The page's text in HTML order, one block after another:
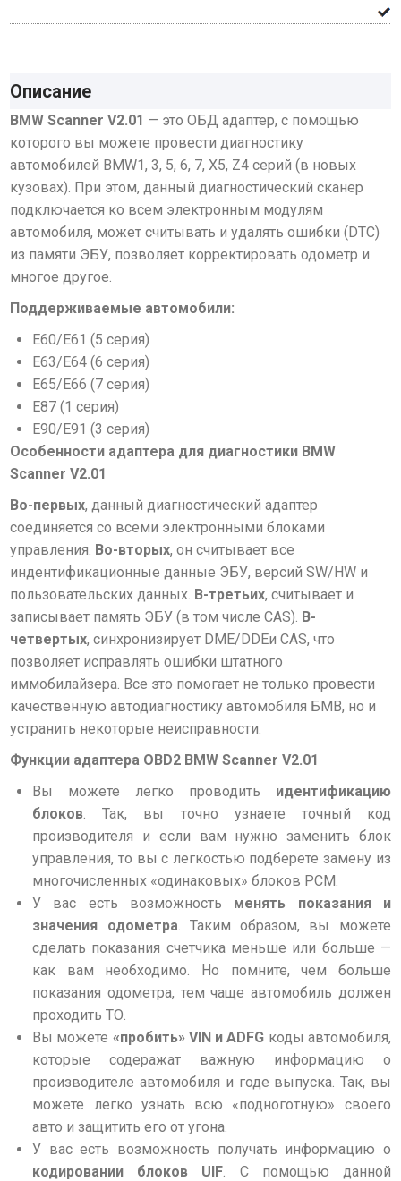
Описание
BMW Scanner V2.01 — это ОБД адаптер, с помощью
которого вы можете провести диагностику
автомобилей BMW1, 3, 5, 6, 7, X5, Z4 серий (в новых
кузовах). При этом, данный диагностический сканер
подключается ко всем электронным модулям
автомобиля, может считывать и удалять ошибки (DTС)
из памяти ЭБУ, позволяет корректировать одометр и
многое другое.
Поддерживаемые автомобили:
E60/E61 (5 серия)
E63/E64 (6 серия)
E65/E66 (7 серия)
E87 (1 серия)
E90/E91 (3 серия)
Особенности адаптера для диагностики BMW
Scanner V2.01
Во-первых, данный диагностический адаптер
соединяется со всеми электронными блоками
управления. Во-вторых, он считывает все
индентификационные данные ЭБУ, версий SW/HW и
пользовательских данных. В-третьих, считывает и
записывает память ЭБУ (в том числе CAS). В-
четвертых, синхронизирует DME/DDEи CAS, что
позволяет исправлять ошибки штатного
иммобилайзера. Все это помогает не только провести
качественную автодиагностику автомобиля БМВ, но и
устранить некоторые неисправности.
Функции адаптера OBD2 BMW Scanner V2.01
Вы можете легко проводить идентификацию
блоков. Так, вы точно узнаете точный код
производителя и если вам нужно заменить блок
управления, то вы с легкостью подберете замену из
многочисленных «одинаковых» блоков PCM.
У вас есть возможность менять показания и
значения одометра. Таким образом, вы можете
сделать показания счетчика меньше или больше —
как вам необходимо. Но помните, чем больше
показания одометра, тем чаще автомобиль должен
проходить ТО.
Вы можете «пробить» VIN и ADFG коды автомобиля,
которые содеражат важную информацию о
производителе автомобиля и годе выпуска. Так, вы
можете легко узнать всю «подноготную» своего
авто и защитить его от угона.
У вас есть возможность получать информацию о
кодировании блоков UIF. С помощью данной